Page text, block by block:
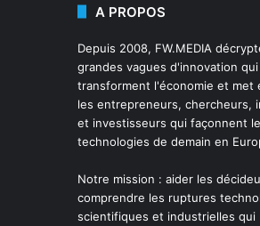
A PROPOS
Depuis 2008, FW.MEDIA
grandes vagues d'innovation qui
transforment l'économie et met
les entrepreneurs, chercheurs,
et investisseurs qui façonnent
technologies de demain en
Notre mission : aider les
comprendre les ruptures
scientifiques et industrielles qui